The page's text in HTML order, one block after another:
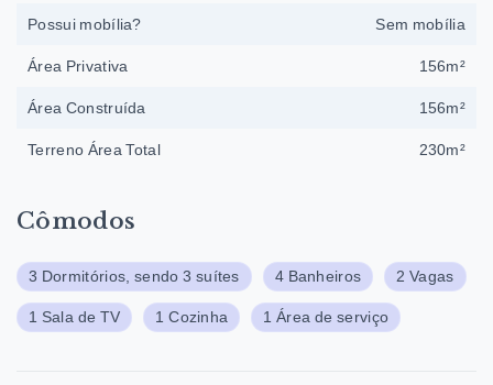
Cômodos
3 Dormitórios, sendo 3 suítes 4 Banheiros 2 Vagas
1 Sala de TV 1 Cozinha 1 Área de serviço
Possui mobília? Sem mobília
Área Privativa 156m²
Área Construída 156m²
Terreno Área Total 230m²